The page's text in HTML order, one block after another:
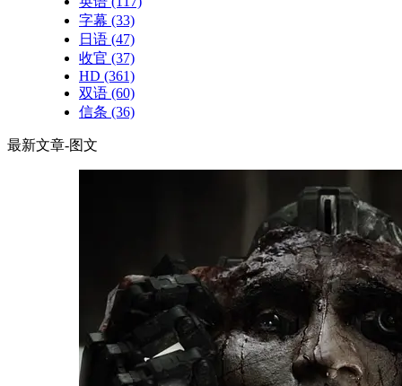
字幕 (33)
日语 (47)
收官 (37)
HD (361)
双语 (60)
信条 (36)
最新文章-图文